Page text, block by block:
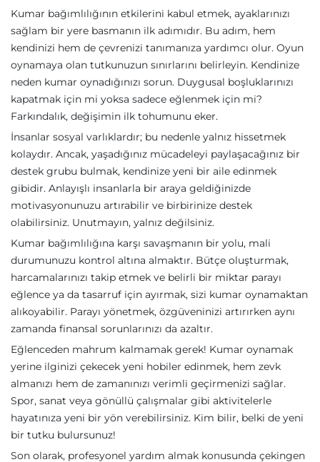
Kumar bağımlılığının etkilerini kabul etmek, ayaklarınızı
sağlam bir yere basmanın ilk adımıdır. Bu adım, hem
kendinizi hem de çevrenizi tanımanıza yardımcı olur. Oyun
oynamaya olan tutkunuzun sınırlarını belirleyin. Kendinize
neden kumar oynadığınızı sorun. Duygusal boşluklarınızı
kapatmak için mi yoksa sadece eğlenmek için mi?
Farkındalık, değişimin ilk tohumunu eker.
İnsanlar sosyal varlıklardır; bu nedenle yalnız hissetmek
kolaydır. Ancak, yaşadığınız mücadeleyi paylaşacağınız bir
destek grubu bulmak, kendinize yeni bir aile edinmek
gibidir. Anlayışlı insanlarla bir araya geldiğinizde
motivasyonunuzu artırabilir ve birbirinize destek
olabilirsiniz. Unutmayın, yalnız değilsiniz.
Kumar bağımlılığına karşı savaşmanın bir yolu, mali
durumunuzu kontrol altına almaktır. Bütçe oluşturmak,
harcamalarınızı takip etmek ve belirli bir miktar parayı
eğlence ya da tasarruf için ayırmak, sizi kumar oynamaktan
alıkoyabilir. Parayı yönetmek, özgüveninizi artırırken aynı
zamanda finansal sorunlarınızı da azaltır.
Eğlenceden mahrum kalmamak gerek! Kumar oynamak
yerine ilginizi çekecek yeni hobiler edinmek, hem zevk
almanızı hem de zamanınızı verimli geçirmenizi sağlar.
Spor, sanat veya gönüllü çalışmalar gibi aktivitelerle
hayatınıza yeni bir yön verebilirsiniz. Kim bilir, belki de yeni
bir tutku bulursunuz!
Son olarak, profesyonel yardım almak konusunda çekingen